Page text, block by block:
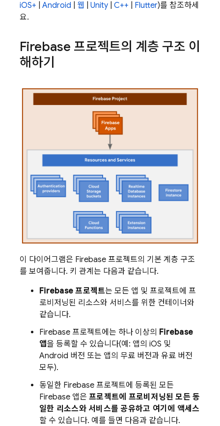
iOS+
Android 웹 Unity C++ Flutter)를 참조하세
요.
Firebase 프로젝트의 계층 구조 이
해하기
이 다이어그램은 Firebase 프로젝트의 기본 계층 구조
를 보여줍니다. 키 관계는 다음과 같습니다.
Firebase 프로젝트는 모든 앱 및 프로젝트에 프
로비저닝된 리소스와 서비스를 위한 컨테이너와
같습니다.
Firebase 프로젝트에는 하나 이상의 Firebase
앱을 등록할 수 있습니다(예: 앱의 iOS 및
Android 버전 또는 앱의 무료 버전과 유료 버전
모두).
동일한 Firebase 프로젝트에 등록된 모든
Firebase 앱은 프로젝트에 프로비저닝된 모든 동
일한 리소스와 서비스를 공유하고 여기에 액세스
할 수 있습니다. 예를 들면 다음과 같습니다.